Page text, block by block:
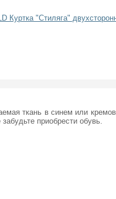
ткань в синем или
приобрести обувь.